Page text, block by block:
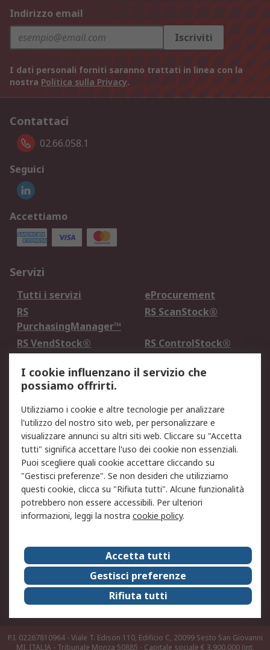
Indirizzo email
Iscriviti
I dati personali forniti saranno trattati in linea con la
nostra Politica sulla Privacy.
Contattaci
02.66.058.1
Seguici
Accettiamo
Servizi
Tutti i servizi
eProcurement
RS
PurchasingManager™
RS ScanStock®
RS VendStock®
RS ControlStock®
Legale
Informativa Cookie
Informativa Privacy -
Aggiornata
Email Security
Termini d'uso
Condizioni di vendita
Condizioni generali di
servizio
Etica e responsabilità
Chi Siamo
Chi Siamo
Contattaci
Supporto
ESG
Carriere
RS Group
Press Centre
Discovery: il Blog di RS
P.I. 02267810964 - Viale T. Edison 110, Edificio C, 20099 Sesto San Giovanni
MI, ITALIA - Tribunale Monza 50885 - Capitale sociale € 3.900.000 (int.
I cookie influenzano il servizio che
possiamo offrirti.
Utilizziamo i cookie e altre tecnologie per analizzare
l'utilizzo del nostro sito web, per personalizzare e
visualizzare annunci su altri siti web. Cliccare su "Accetta
tutti" significa accettare l'uso dei cookie non essenziali.
Puoi scegliere quali cookie accettare cliccando su
"Gestisci preferenze". Se non desideri che utilizziamo
questi cookie, clicca su "Rifiuta tutti". Alcune funzionalità
potrebbero non essere accessibili. Per ulteriori
informazioni, leggi la nostra cookie policy.
Accetta tutti
Gestisci preferenze
Rifiuta tutti